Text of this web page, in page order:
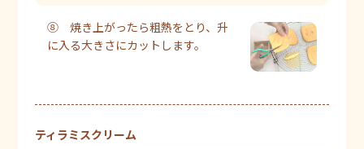
⑧ 焼き上がったら粗熱をとり、升
に入る大きさにカットします。
ティラミスクリーム